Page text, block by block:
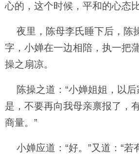
心的，这个时候，平和的心
夜里，陈母李氏睡下后，陈
字，小婵在一边相陪，执一把
操之扇凉。
陈操之道：“小婵姐姐，以后
是，不要再向我母亲禀报了，
商量。”
小婵应道：“好。”又道：“若